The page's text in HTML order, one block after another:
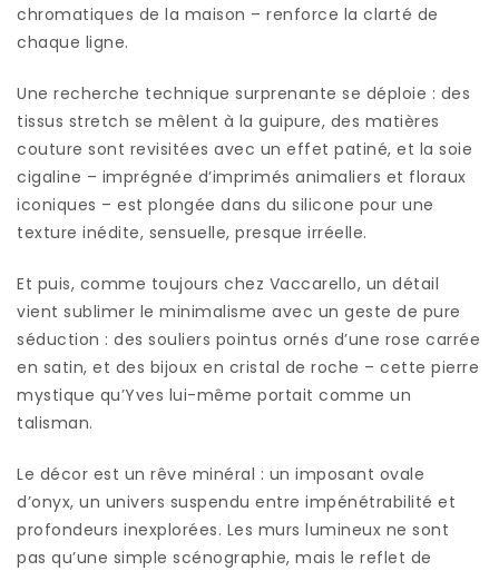
chromatiques de la maison – renforce la clarté de
chaque ligne.
Une recherche technique surprenante se déploie : des
tissus stretch se mêlent à la guipure, des matières
couture sont revisitées avec un effet patiné, et la soie
cigaline – imprégnée d’imprimés animaliers et floraux
iconiques – est plongée dans du silicone pour une
texture inédite, sensuelle, presque irréelle.
Et puis, comme toujours chez Vaccarello, un détail
vient sublimer le minimalisme avec un geste de pure
séduction : des souliers pointus ornés d’une rose carrée
en satin, et des bijoux en cristal de roche – cette pierre
mystique qu’Yves lui-même portait comme un
talisman.
Le décor est un rêve minéral : un imposant ovale
d’onyx, un univers suspendu entre impénétrabilité et
profondeurs inexplorées. Les murs lumineux ne sont
pas qu’une simple scénographie, mais le reflet de